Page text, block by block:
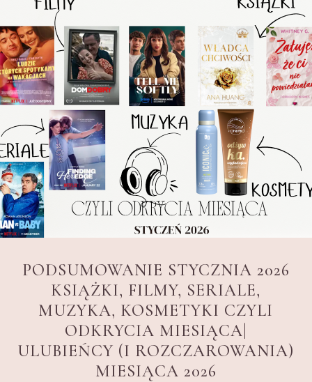
PODSUMOWANIE STYCZNIA 2026
KSIĄŻKI, FILMY, SERIALE,
MUZYKA, KOSMETYKI CZYLI
ODKRYCIA MIESIĄCA|
ULUBIEŃCY (I ROZCZAROWANIA)
MIESIĄCA 2026